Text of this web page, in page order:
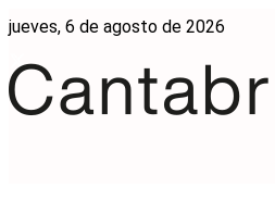
jueves, 6 de agosto de 2026